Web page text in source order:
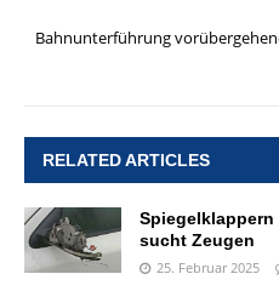
Bahnunterführung
RELATED ARTICLES
Spiegelklappern
sucht Zeugen
25. Februar 2025